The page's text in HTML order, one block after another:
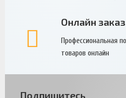
Онлайн
Профессиональная
товаров онлайн
Подпишитесь